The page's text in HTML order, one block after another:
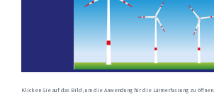
Klicken Sie auf das Bild, um die Anwendung für die Lärmerfassung zu öffnen.